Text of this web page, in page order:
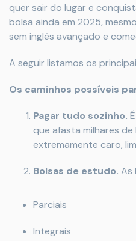
quer sair do lugar e
bolsa ainda em 2025,
sem inglês avançado e
A seguir listamos os
Os caminhos possíveis
Pagar tudo sozinho.
que afasta milhares de
extremamente caro,
Bolsas de estudo. As
Parciais
Integrais